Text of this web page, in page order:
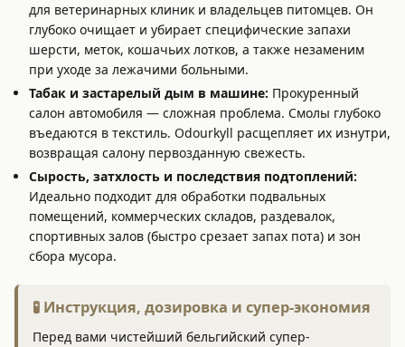
для ветеринарных клиник и владельцев питомцев. Он
глубоко очищает и убирает специфические запахи
шерсти, меток, кошачьих лотков, а также незаменим
при уходе за лежачими больными.
Табак и застарелый дым в машине: Прокуренный
салон автомобиля — сложная проблема. Смолы глубоко
въедаются в текстиль. Odourkyll расщепляет их изнутри,
возвращая салону первозданную свежесть.
Сырость, затхлость и последствия подтоплений:
Идеально подходит для обработки подвальных
помещений, коммерческих складов, раздевалок,
спортивных залов (быстро срезает запах пота) и зон
сбора мусора.
🧪 Инструкция, дозировка и супер-экономия
Перед вами чистейший бельгийский супер-